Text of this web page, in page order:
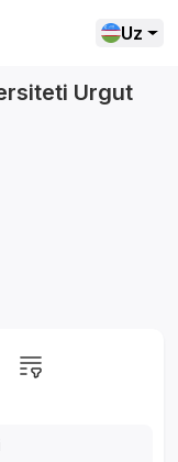
Uz
Urgut